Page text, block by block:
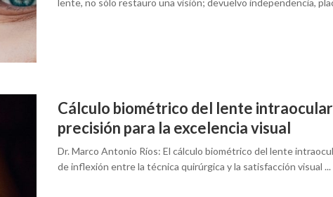
lente, no sólo restauro una visión; devuelvo independencia,
Cálculo biométrico del lente
precisión para la excelencia visual
Dr. Marco Antonio Ríos: El cálculo biométrico del lente
de inflexión entre la técnica quirúrgica y la satisfacción visual ...